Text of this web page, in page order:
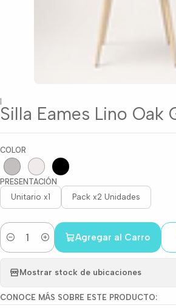
|
Silla Eames Lino Oak
COLOR
PRESENTACIÓN
Unitario x1 Pack x2 Unidades
Cantidad
Agregar al Carro
Mostrar stock de ubicaciones
CONOCE MÁS SOBRE ESTE PRODUCTO: